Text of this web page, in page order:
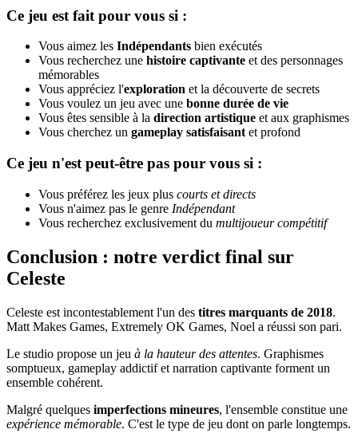
Ce jeu est fait pour vous si :
Vous aimez les Indépendants bien exécutés
Vous recherchez une histoire captivante et des personnages
mémorables
Vous appréciez l'exploration et la découverte de secrets
Vous voulez un jeu avec une bonne durée de vie
Vous êtes sensible à la direction artistique et aux graphismes
Vous cherchez un gameplay satisfaisant et profond
Ce jeu n'est peut-être pas pour vous si :
Vous préférez les jeux plus courts et directs
Vous n'aimez pas le genre Indépendant
Vous recherchez exclusivement du multijoueur compétitif
Conclusion : notre verdict final sur
Celeste
Celeste est incontestablement l'un des titres marquants de 2018.
Matt Makes Games, Extremely OK Games, Noel a réussi son pari.
Le studio propose un jeu à la hauteur des attentes. Graphismes
somptueux, gameplay addictif et narration captivante forment un
ensemble cohérent.
Malgré quelques imperfections mineures, l'ensemble constitue une
expérience mémorable. C'est le type de jeu dont on parle longtemps.